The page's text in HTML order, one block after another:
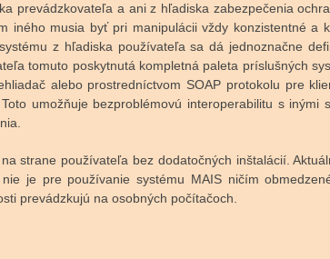
prevádzkovateľa a ani z hľadiska zabezpečenia
musia byť pri manipulácii vždy konzistentné a
z hľadiska používateľa sa dá jednoznačne
tomuto poskytnutá kompletná paleta príslušných
alebo prostredníctvom SOAP protokolu pre
umožňuje bezproblémovú interoperabilitu s inými
strane používateľa bez dodatočných inštalácií.
nie je pre používanie systému MAIS ničím
prevádzkujú na osobných počítačoch.